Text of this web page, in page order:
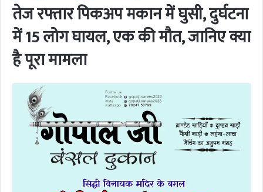
तेज रफ्तार पिकअप मकान में घुसी, दुर्घटना
में 15 लोग घायल, एक की मौत, जानिए क्या
है पूरा मामला